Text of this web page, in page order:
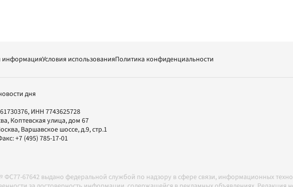
информацияУсловия использованияПолитика конфиденциальности
дня
ИНН 7743625728
Коптевская улица, дом 67
, Варшавское шоссе, д.9, стр.1
+7 (495) 785-17-01
ФС77-67642 выдано федеральной службой по надзору в сфере связи, информационных